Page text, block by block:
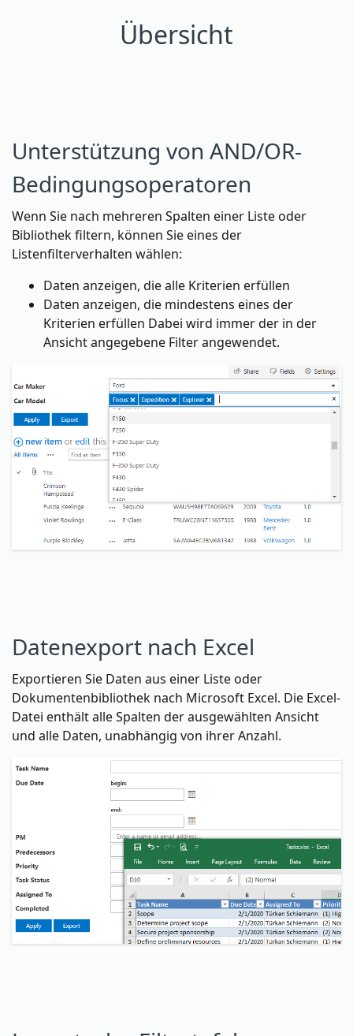
Übersicht
Unterstützung von AND/OR-
Bedingungsoperatoren
Wenn Sie nach mehreren Spalten einer Liste oder
Bibliothek filtern, können Sie eines der
Listenfilterverhalten wählen:
Daten anzeigen, die alle Kriterien erfüllen
Daten anzeigen, die mindestens eines der
Kriterien erfüllen Dabei wird immer der in der
Ansicht angegebene Filter angewendet.
Datenexport nach Excel
Exportieren Sie Daten aus einer Liste oder
Dokumentenbibliothek nach Microsoft Excel. Die Excel-
Datei enthält alle Spalten der ausgewählten Ansicht
und alle Daten, unabhängig von ihrer Anzahl.